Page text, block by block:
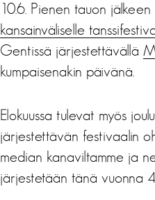
10.6. Pienen tauon
kansainväliselle
Gentissä järjestettävällä
kumpaisenakin päivänä.
Elokuussa tulevat myös
järjestettävän festivaalin
median kanaviltamme ja
järjestetään tänä vuonna